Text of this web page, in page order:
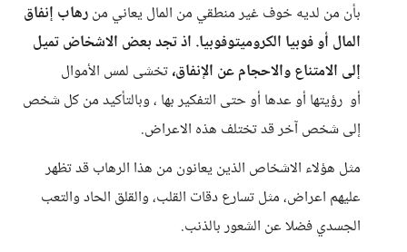
بأن من لديه خوف غير منطقي من المال يعاني منرهاب إنفاق
المال أو فوبيا الكروميتوفوبيا. اذ تجد بعض الاشخاض تميل
إلى الامتناع والاحجام عن الإنفاق،تخشى لمس الأموال
أو رؤيتها أو عدها أو حتى التفكير بها ، وبالتأكيد من كل شخص
إلى شخص آخر قد تختلف هذه الاعراض.
مثل هؤلاء الاشخاص الذين يعانون من هذا الرهاب قد تظهر
عليهم اعراض، مثل تسارع دقات القلب، والقلق الحاد والتعب
الجسدي فضلا عن الشعور بالذنب.